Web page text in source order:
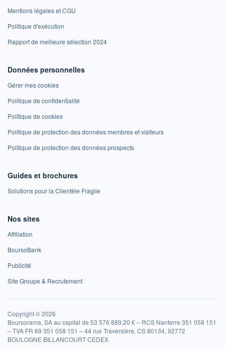
Mentions légales et CGU
Politique d'exécution
Rapport de meilleure sélection 2024
Données personnelles
Gérer mes cookies
Politique de confidentialité
Politique de cookies
Politique de protection des données membres et visiteurs
Politique de protection des données prospects
Guides et brochures
Solutions pour la Clientèle Fragile
Nos sites
Affiliation
BoursoBank
Publicité
Site Groupe & Recrutement
Copyright © 2026
Boursorama, SA au capital de 53 576 889,20 € – RCS Nanterre 351 058 151
– TVA FR 69 351 058 151 – 44 rue Traversière, CS 80134, 92772
BOULOGNE BILLANCOURT CEDEX